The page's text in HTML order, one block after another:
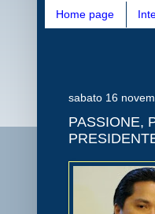
Home page
sabato 16
PASSIONE,